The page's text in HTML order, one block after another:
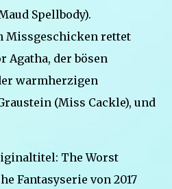
Spellbody).
Missgeschicken rettet
Agatha, der bösen
warmherzigen
(Miss Cackle), und
The Worst
Fantasyserie von 2017